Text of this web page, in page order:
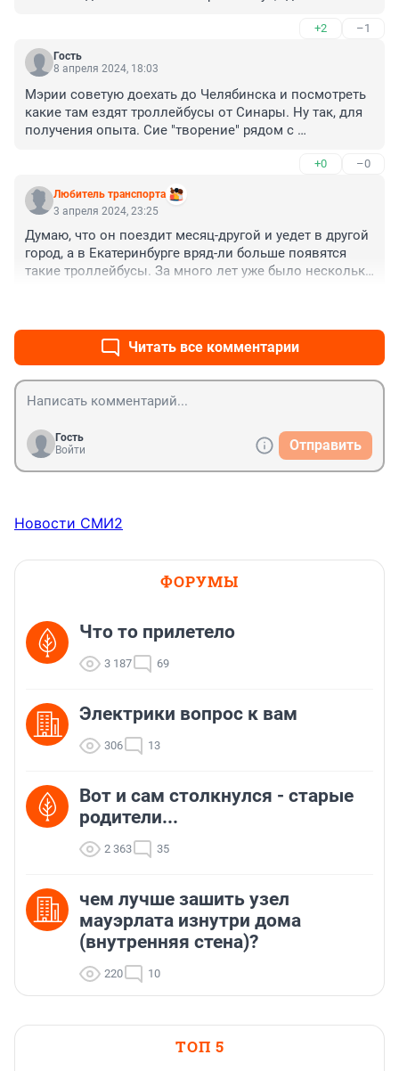
+2 –1
Гость
8 апреля 2024, 18:03
Мэрии советую доехать до Челябинска и посмотреть
какие там ездят троллейбусы от Синары. Ну так, для
получения опыта. Сие "творение" рядом с
И вообще - понабрались бы опыта у соседей, для
разнообразия
+0 –0
Любитель транспорта
3 апреля 2024, 23:25
Думаю, что он поездит месяц-другой и уедет в другой
город, а в Екатеринбурге вряд-ли больше появятся
такие троллейбусы. За много лет уже было несколько
Читать все комментарии
Гость
Войти
Отправить
Новости СМИ2
ФОРУМЫ
Что то прилетело
3 187 69
Электрики вопрос к вам
306 13
Вот и сам столкнулся - старые
родители...
2 363 35
чем лучше зашить узел
мауэрлата изнутри дома
(внутренняя стена)?
220 10
ТОП 5